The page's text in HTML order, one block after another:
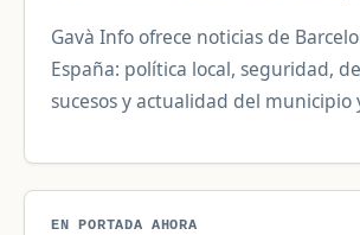
Gavà Info ofrece noticias de
España: política local, seguridad,
sucesos y actualidad del municipio
EN PORTADA AHORA